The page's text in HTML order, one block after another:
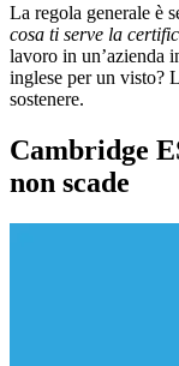
La regola generale è
cosa ti serve la
lavoro in un’azienda
inglese per un visto?
sostenere.
Cambridge
non scade